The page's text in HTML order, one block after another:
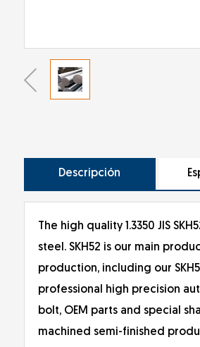
Descripción
The high quality 1.3350 JIS
steel. SKH52 is our main
production, including our
professional high precision
bolt, OEM parts and special
machined semi-finished